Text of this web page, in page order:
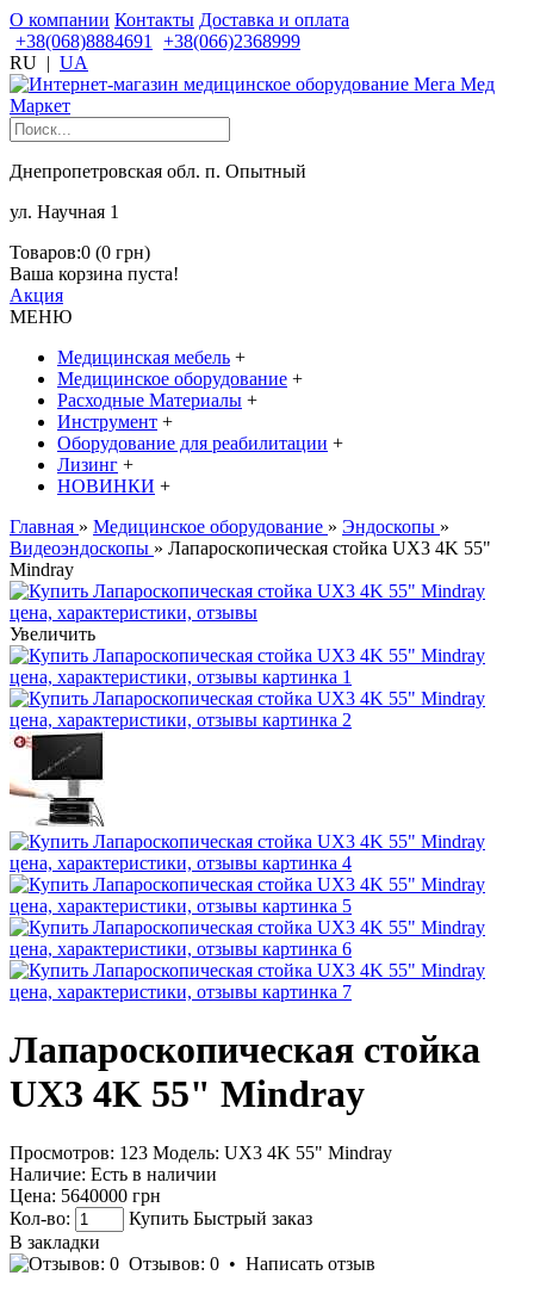
О компании Контакты Доставка и оплата
+38(068)8884691
+38(066)2368999
RU | UA
Днепропетровская обл. п. Опытный
ул. Научная 1
Товаров:0 (0 грн)
Ваша корзина пуста!
Акция
МЕНЮ
Медицинская мебель +
Медицинское оборудование +
Расходные Материалы +
Инструмент +
Оборудование для реабилитации +
Лизинг +
НОВИНКИ +
Главная » Медицинское оборудование » Эндоскопы »
Видеоэндоскопы » Лапароскопическая стойка UX3 4K 55"
Mindray
Увеличить
Лапароскопическая стойка
UX3 4K 55" Mindray
Просмотров: 123 Модель: UX3 4K 55" Mindray
Наличие: Есть в наличии
Цена: 5640000 грн
Кол-во:
Купить Быстрый заказ
В закладки
Отзывов: 0 • Написать отзыв